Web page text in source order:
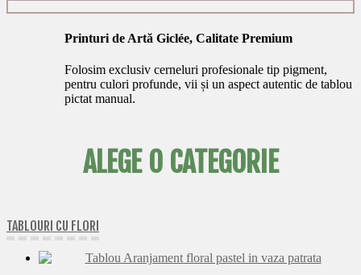
Printuri de Artă Giclée, Calitate Premium
Folosim exclusiv cerneluri profesionale tip pigment,
pentru culori profunde, vii și un aspect autentic de tablou
pictat manual.
ALEGE O CATEGORIE
TABLOURI CU FLORI